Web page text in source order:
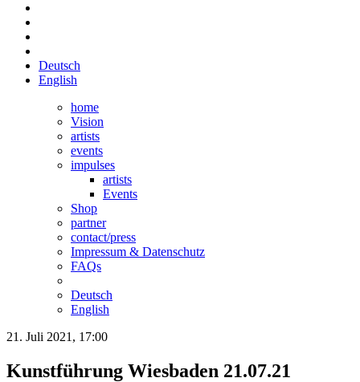
Deutsch
English
home
Vision
artists
events
impulses
artists
Events
Shop
partner
contact/press
Impressum & Datenschutz
FAQs
Deutsch
English
21. Juli 2021, 17:00
Kunstführung Wiesbaden 21.07.21